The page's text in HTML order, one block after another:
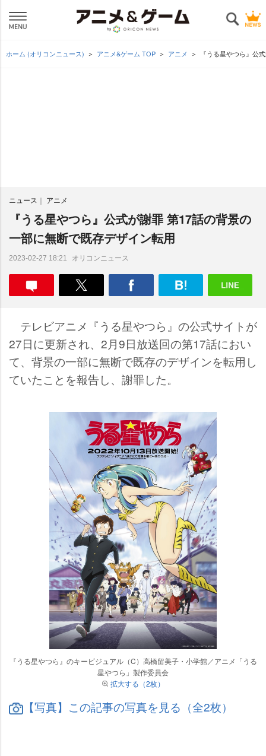
ホーム (オリコンニュース) アニメ&ゲーム TOP アニメ 『うる星やつら』公
ニュース アニメ
『うる星やつら』公式が謝罪 第17話の背景の
一部に無断で既存デザイン転用
2023-02-27 18:21 オリコンニュース
テレビアニメ『うる星やつら』の公式サイトが
27日に更新され、2月9日放送回の第17話におい
て、背景の一部に無断で既存のデザインを転用し
ていたことを報告し、謝罪した。
『うる星やつら』のキービジュアル（C）高橋留美子・小学館／アニメ「うる
星やつら」製作委員会
拡大する（2枚）
【写真】この記事の写真を見る（全2枚）